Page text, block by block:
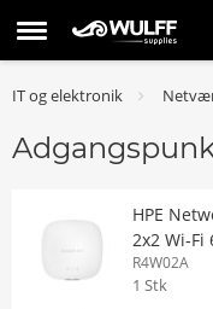
IT og elektronik
HPE
2x2 Wi‑Fi
R4W02A
1 Stk